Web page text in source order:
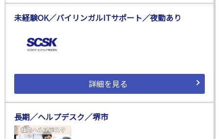
未経験OK／バイリンガルITサポート／夜勤あり
詳細を見る
長期／ヘルプデスク／堺市